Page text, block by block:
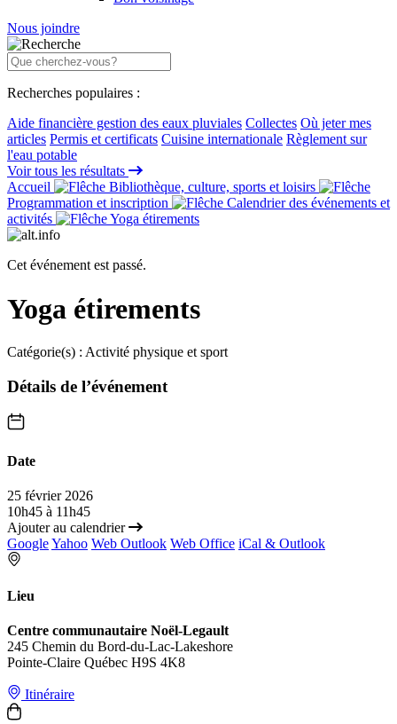
Nous joindre
Recherches populaires :
Aide financière gestion des eaux pluviales Collectes Où jeter mes
articles Permis et certificats Cuisine internationale Règlement sur
l'eau potable
Voir tous les résultats
Accueil
Bibliothèque, culture, sports et loisirs
Programmation et inscription
Calendrier des événements et
activités
Yoga étirements
Cet événement est passé.
Yoga étirements
Catégorie(s) : Activité physique et sport
Détails de l’événement
Date
25 février 2026
10h45 à 11h45
Ajouter au calendrier
GoogleYahoo Web Outlook Web Office iCal & Outlook
Lieu
Centre communautaire Noël-Legault
245 Chemin du Bord-du-Lac-Lakeshore
Pointe-Claire Québec H9S 4K8
Itinéraire